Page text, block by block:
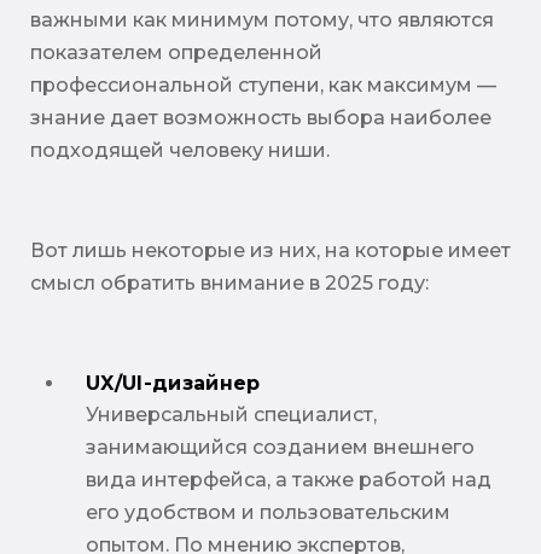
важными как минимум потому, что являются
показателем определенной
профессиональной ступени, как максимум —
знание дает возможность выбора наиболее
подходящей человеку ниши.
Вот лишь некоторые из них, на которые имеет
смысл обратить внимание в 2025 году:
UX/UI-дизайнер
Универсальный специалист,
занимающийся созданием внешнего
вида интерфейса, а также работой над
его удобством и пользовательским
опытом. По мнению экспертов,